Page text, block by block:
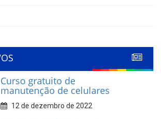
Curso gratuito de
manutenção de celulares
12 de dezembro de 2022